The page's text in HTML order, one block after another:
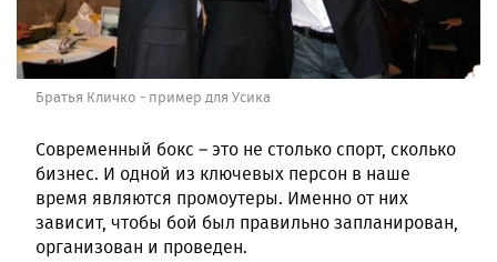
Братья Кличко - пример для Усика
Современный бокс – это не столько спорт, сколько
бизнес. И одной из ключевых персон в наше
время являются промоутеры. Именно от них
зависит, чтобы бой был правильно запланирован,
организован и проведен.